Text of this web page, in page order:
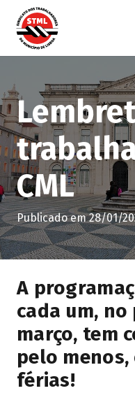
CML
Publicado em28/01/
A
cada um,
março, tem
pelo menos,
férias!